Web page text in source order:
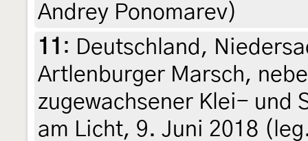
Andrey Ponomarev)
11 : Deutschland,
Artlenburger Marsch,
zugewachsener Klei- und
am Licht, 9. Juni 2018